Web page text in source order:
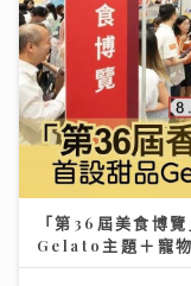
「第36屆美食博
Gelato主題＋寵